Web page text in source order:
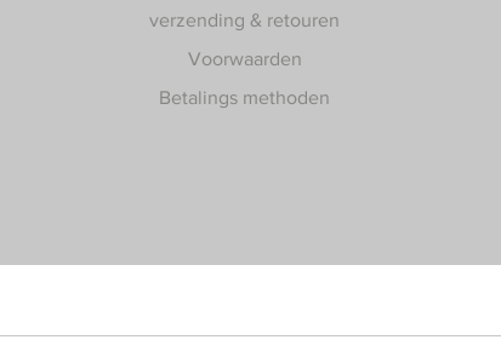
verzending & retouren
Voorwaarden
Betalings methoden